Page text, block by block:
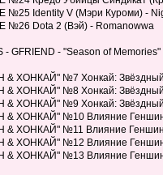
Identity V (Мэри Куроми) -
Dota 2 (Вэй) - Romanowwa
GFRIEND - "Season of Memories"
ХОНКАЙ" №7 Хонкай: Звёздный
ХОНКАЙ" №8 Хонкай: Звёздный
ХОНКАЙ" №9 Хонкай: Звёздный
ХОНКАЙ" №10 Влияние
ХОНКАЙ" №11 Влияние
ХОНКАЙ" №12 Влияние
ХОНКАЙ" №13 Влияние Геншина